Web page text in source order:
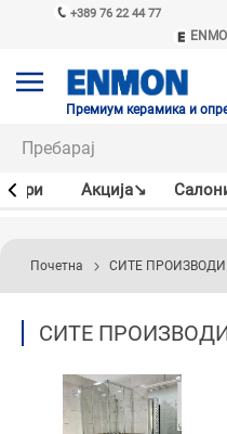
+389 76 22 44 77
Премиум керамика и
Акцијa↘
Почетна СИТЕ ПРОИЗВОДИ
СИТЕ